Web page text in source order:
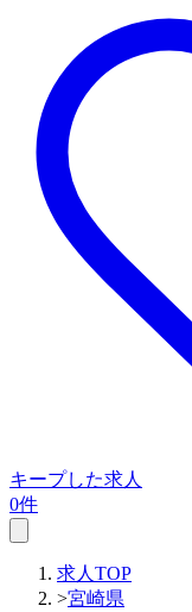
キープした求人
0件
求人TOP
>宮崎県